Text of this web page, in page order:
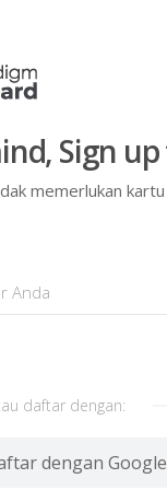
Sign
memerlukan
daftar dengan:
dengan Google